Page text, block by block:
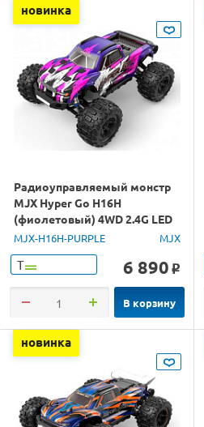
новинка
Радиоуправляемый монстр
MJX Hyper Go H16H
(фиолетовый) 4WD 2.4G LED
GPS 1/16 RTR
MJX-H16H-PURPLE MJX
Т 6 890 o
В корзину
новинка